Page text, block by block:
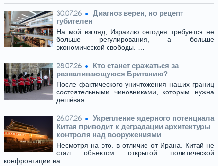
30.07.26
Диагноз верен, но рецепт
губителен
На мой взгляд, Израилю сегодня требуется не
больше регулирования, а больше
экономической свободы. …
28.07.26
Кто станет сражаться за
разваливающуюся Британию?
После фактического уничтожения наших границ
состоятельными чиновниками, которым нужна
дешёвая…
26.07.26
Укрепление ядерного потенциала
Китая приводит к деградации архитектуры
контроля над вооружениями
Несмотря на это, в отличие от Ирана, Китай не
стал объектом открытой политической
конфронтации на…